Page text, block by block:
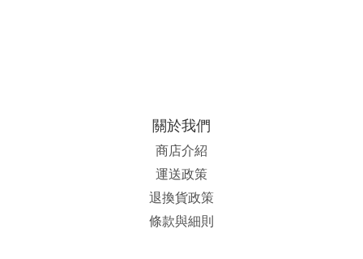
關於我們
商店介紹
運送政策
退換貨政策
條款與細則